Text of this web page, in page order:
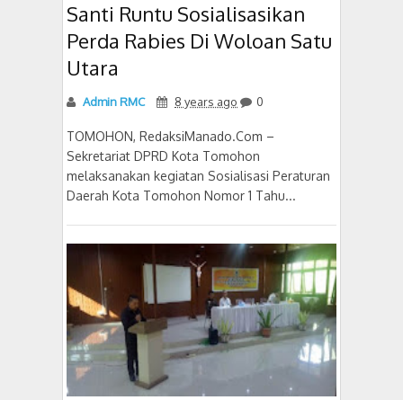
Santi Runtu Sosialisasikan
Perda Rabies Di Woloan Satu
Utara
Admin RMC 8 years ago 0
TOMOHON, RedaksiManado.Com –
Sekretariat DPRD Kota Tomohon
melaksanakan kegiatan Sosialisasi Peraturan
Daerah Kota Tomohon Nomor 1 Tahu...